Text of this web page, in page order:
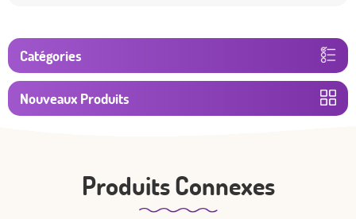
Catégories
Nouveaux Produits
Produits Connexes